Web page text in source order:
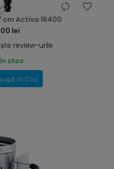
cm Activa 16400
lei
review-urile
stoc
în Coș